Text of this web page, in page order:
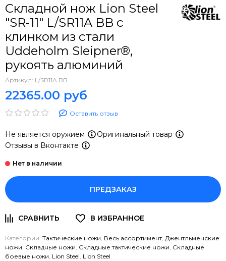
Складной нож Lion Steel
"SR-11" L/SR11A BB c
клинком из стали
Uddeholm Sleipner®,
рукоять алюминий
Артикул: L/SR11A BB
22365.00 руб
Оставить отзыв
Не является оружием
Оригинальный товар
Отзывы в Вконтакте
ПРЕДЗАКАЗ
Категории: Тактические ножи, Весь ассортимент, Джентльменские
ножи, Складные ножи, Складные тактические ножи, Складные
боевые ножи, Lion Steel, Lion Steel